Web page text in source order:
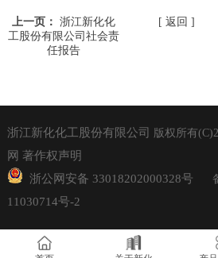
上一页： 浙江新化化
工股份有限公司社会责
任报告
[ 返回 ]
浙江新化化工股份有限公司 版权所有
网 著作权声明
浙公网安备 33018202000328号 备
11030714号-2